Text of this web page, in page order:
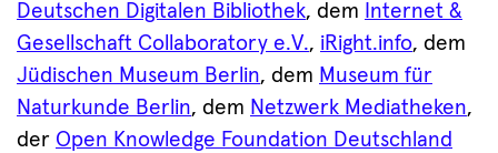
Deutschen Digitalen Bibliothek, dem
Internet &
Gesellschaft Collaboratory e.V., iRight.info, dem
Jüdischen Museum Berlin, dem Museum für
Naturkunde Berlin, dem Netzwerk Mediatheken,
der Open Knowledge Foundation Deutschland